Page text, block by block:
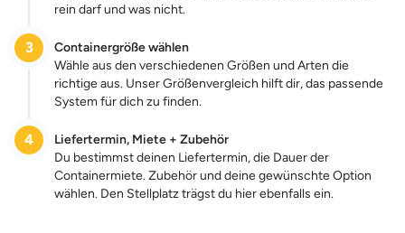
rein darf und was nicht.
3
Containergröße wählen
Wähle aus den verschiedenen Größen und Arten die
richtige aus. Unser Größenvergleich hilft dir, das passende
System für dich zu finden.
4
Liefertermin, Miete + Zubehör
Du bestimmst deinen Liefertermin, die Dauer der
Containermiete. Zubehör und deine gewünschte Option
wählen. Den Stellplatz trägst du hier ebenfalls ein.